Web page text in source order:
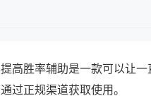
高胜率辅助是一款可以让
过正规渠道获取使用。